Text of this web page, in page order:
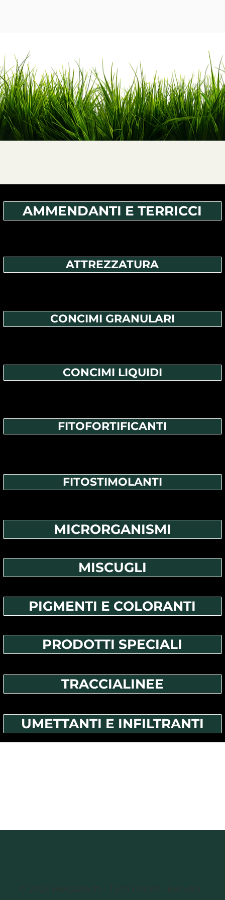
AMMENDANTI E TERRICCI
ATTREZZATURA
CONCIMI GRANULARI
CONCIMI LIQUIDI
FITOFORTIFICANTI
FITOSTIMOLANTI
MICRORGANISMI
MISCUGLI
PIGMENTI E COLORANTI
PRODOTTI SPECIALI
TRACCIALINEE
UMETTANTI E INFILTRANTI
© 2025 Herbatech - Tutti i diritti riservati